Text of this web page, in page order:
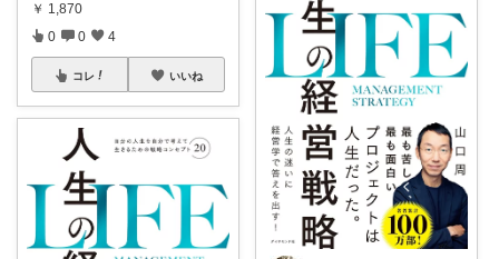
￥ 1,870
0 0 4
コレ いいね